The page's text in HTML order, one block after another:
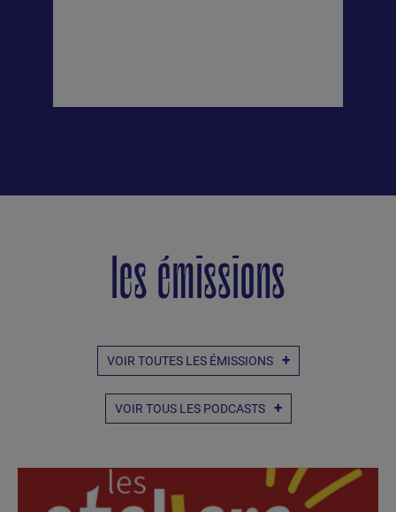
les émissions
VOIR TOUTES LES ÉMISSIONS
VOIR TOUS LES PODCASTS